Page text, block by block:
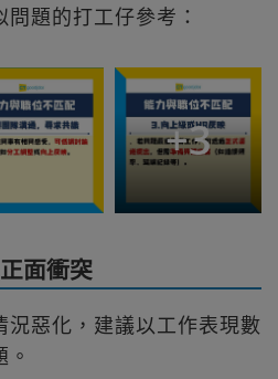
題的打工仔參考：
+3
面衝突
況惡化，建議以工作表現數